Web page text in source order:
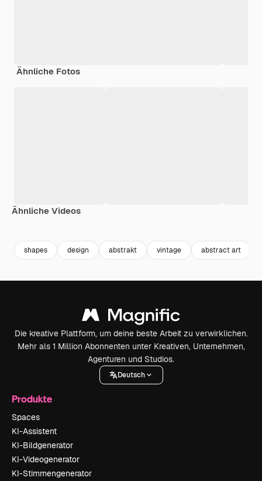
Ähnliche Fotos
Ähnliche Videos
shapes design abstrakt vintage abstract art
Die kreative Plattform, um deine beste Arbeit zu verwirklichen.
Mehr als 1 Million Abonnenten unter Kreativen, Unternehmen,
Agenturen und Studios.
Deutsch
Produkte
Spaces
KI-Assistent
KI-Bildgenerator
KI-Videogenerator
KI-Stimmengenerator